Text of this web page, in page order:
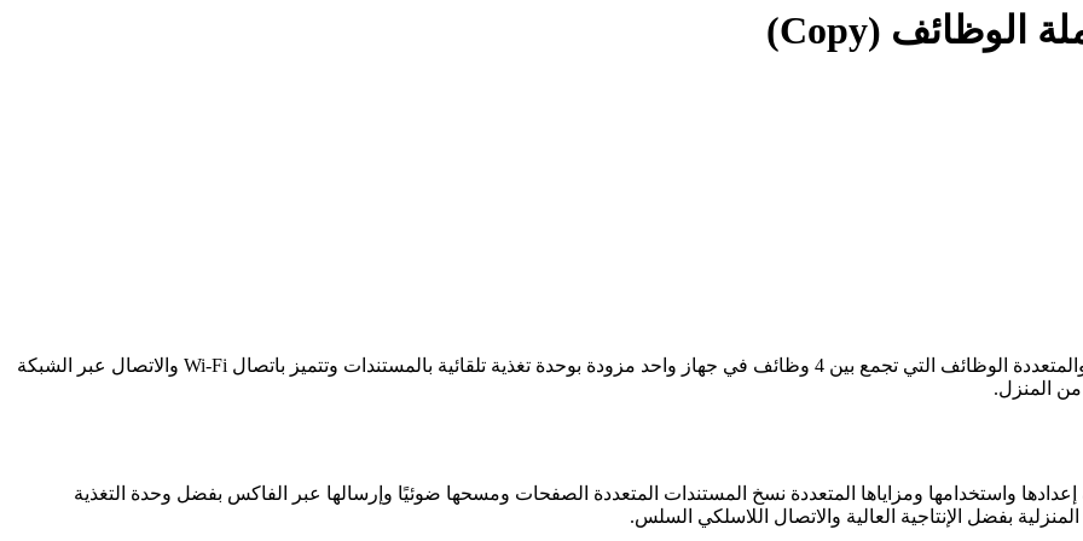
تعد طابعةCanon PIXMA TR4640 صغيرة الحجم والسهلة الاستخدام والمتعددة الوظائف التي تجمع بين 4 وظائف في جهاز واحد مزودة بوحدة تغذية تلقائية بالمستندات وتتميز باتصال Wi-Fi والاتصال عبر الشبكة
من المنزل.
واستخدامها ومزاياها المتعددة نسخ المستندات المتعددة الصفحات ومسحها ضوئيًا وإرسالها عبر الفاكس بفضل وحدة التغذية